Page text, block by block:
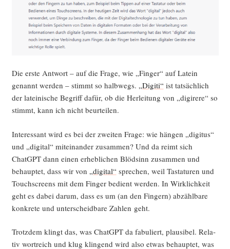
Die ers­te Ant­wort – auf die Fra­ge, wie „Fin­ger“ auf Latein
genannt wer­den – stimmt so halb­wegs. „Digi­ti“ ist tat­säch­lich
der latei­ni­sche Begriff dafür, ob die Her­lei­tung von „digi­re­re“ so
stimmt, kann ich nicht beurteilen.
Inter­es­sant wird es bei der zwei­ten Fra­ge: wie hän­gen „digi­tus“
und „digi­tal“ mit­ein­an­der zusam­men? Und da reimt sich
ChatGPT dann einen erheb­li­chen Blöd­sinn zusam­men und
behaup­tet, dass wir von „digi­tal“ spre­chen, weil Tas­ta­tu­ren und
Touch­screens mit dem Fin­ger bedient wer­den. In Wirk­lich­keit
geht es dabei dar­um, dass es um (an den Fin­gern) abzähl­ba­re
kon­kre­te und unter­scheid­ba­re Zah­len geht.
Trotz­dem klingt das, was ChatGPT da fabu­liert, plau­si­bel. Rela­
tiv wort­reich und klug klin­gend wird also etwas behaup­tet, was